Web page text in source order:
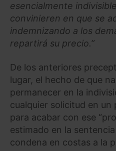
esencialmente
convinieren en que se
indemnizando a los
repartirá su precio.”
De los anteriores
lugar, el hecho de que
permanecer en la
cualquier solicitud en
para acabar con ese
estimado en la
condena en costas a la